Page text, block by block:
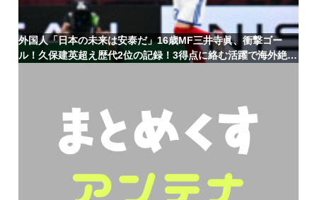
外国人「日本の未来は安泰だ」16歳MF三井寺眞、衝撃ゴー
ル！久保建英超え歴代2位の記録！3得点に絡む活躍で海外絶